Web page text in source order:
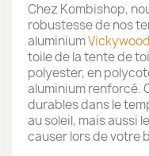
Chez Kombishop,
robustesse de nos
aluminiumVickywood
toile de la tente de
polyester, en
aluminium renforcé.
durables dans le
au soleil, mais aussi
causer lors de votre